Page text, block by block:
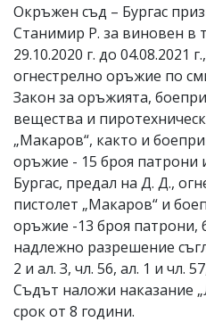
Окръжен съд – Бургас
Станимир Р. за виновен в
29.10.2020 г. до 04.08.2021
огнестрелно оръжие по
Закон за оръжията,
вещества и
„Макаров“, както и
оръжие - 15 броя патрони
Бургас, предал на Д. Д.,
пистолет „Макаров“ и
оръжие -13 броя патрони,
надлежно разрешение
2 и ал. З, чл. 56, ал. 1 и чл.
Съдът наложи наказание
срок от 8 години.